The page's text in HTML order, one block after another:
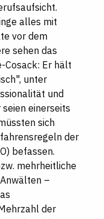
alles mit
vor dem
sehen das
Cosack: Er hält
unter
und
einerseits
sich
der
befassen.
mehrheitliche
–
der